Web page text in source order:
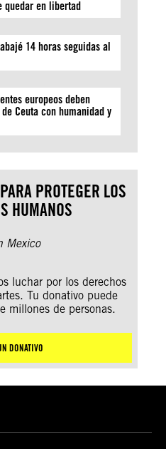
quedar en libertad
14 horas seguidas al
europeos deben
Ceuta con humanidad y
PROTEGER LOS
HUMANOS
luchar por los derechos
Tu donativo puede
millones de personas.
DONATIVO